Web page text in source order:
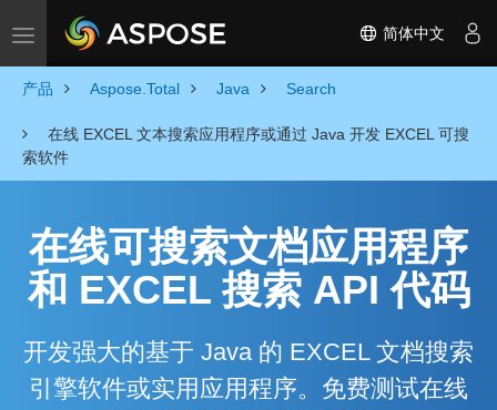
Toggle navigation 简体中文
产品 Aspose.Total Java Search
在线 EXCEL 文本搜索应用程序或通过 Java 开发 EXCEL 可搜
索软件
在线可搜索文档应用程序
和 EXCEL 搜索 API 代码
开发强大的基于 Java 的 EXCEL 文档搜索
引擎软件或实用应用程序。免费测试在线